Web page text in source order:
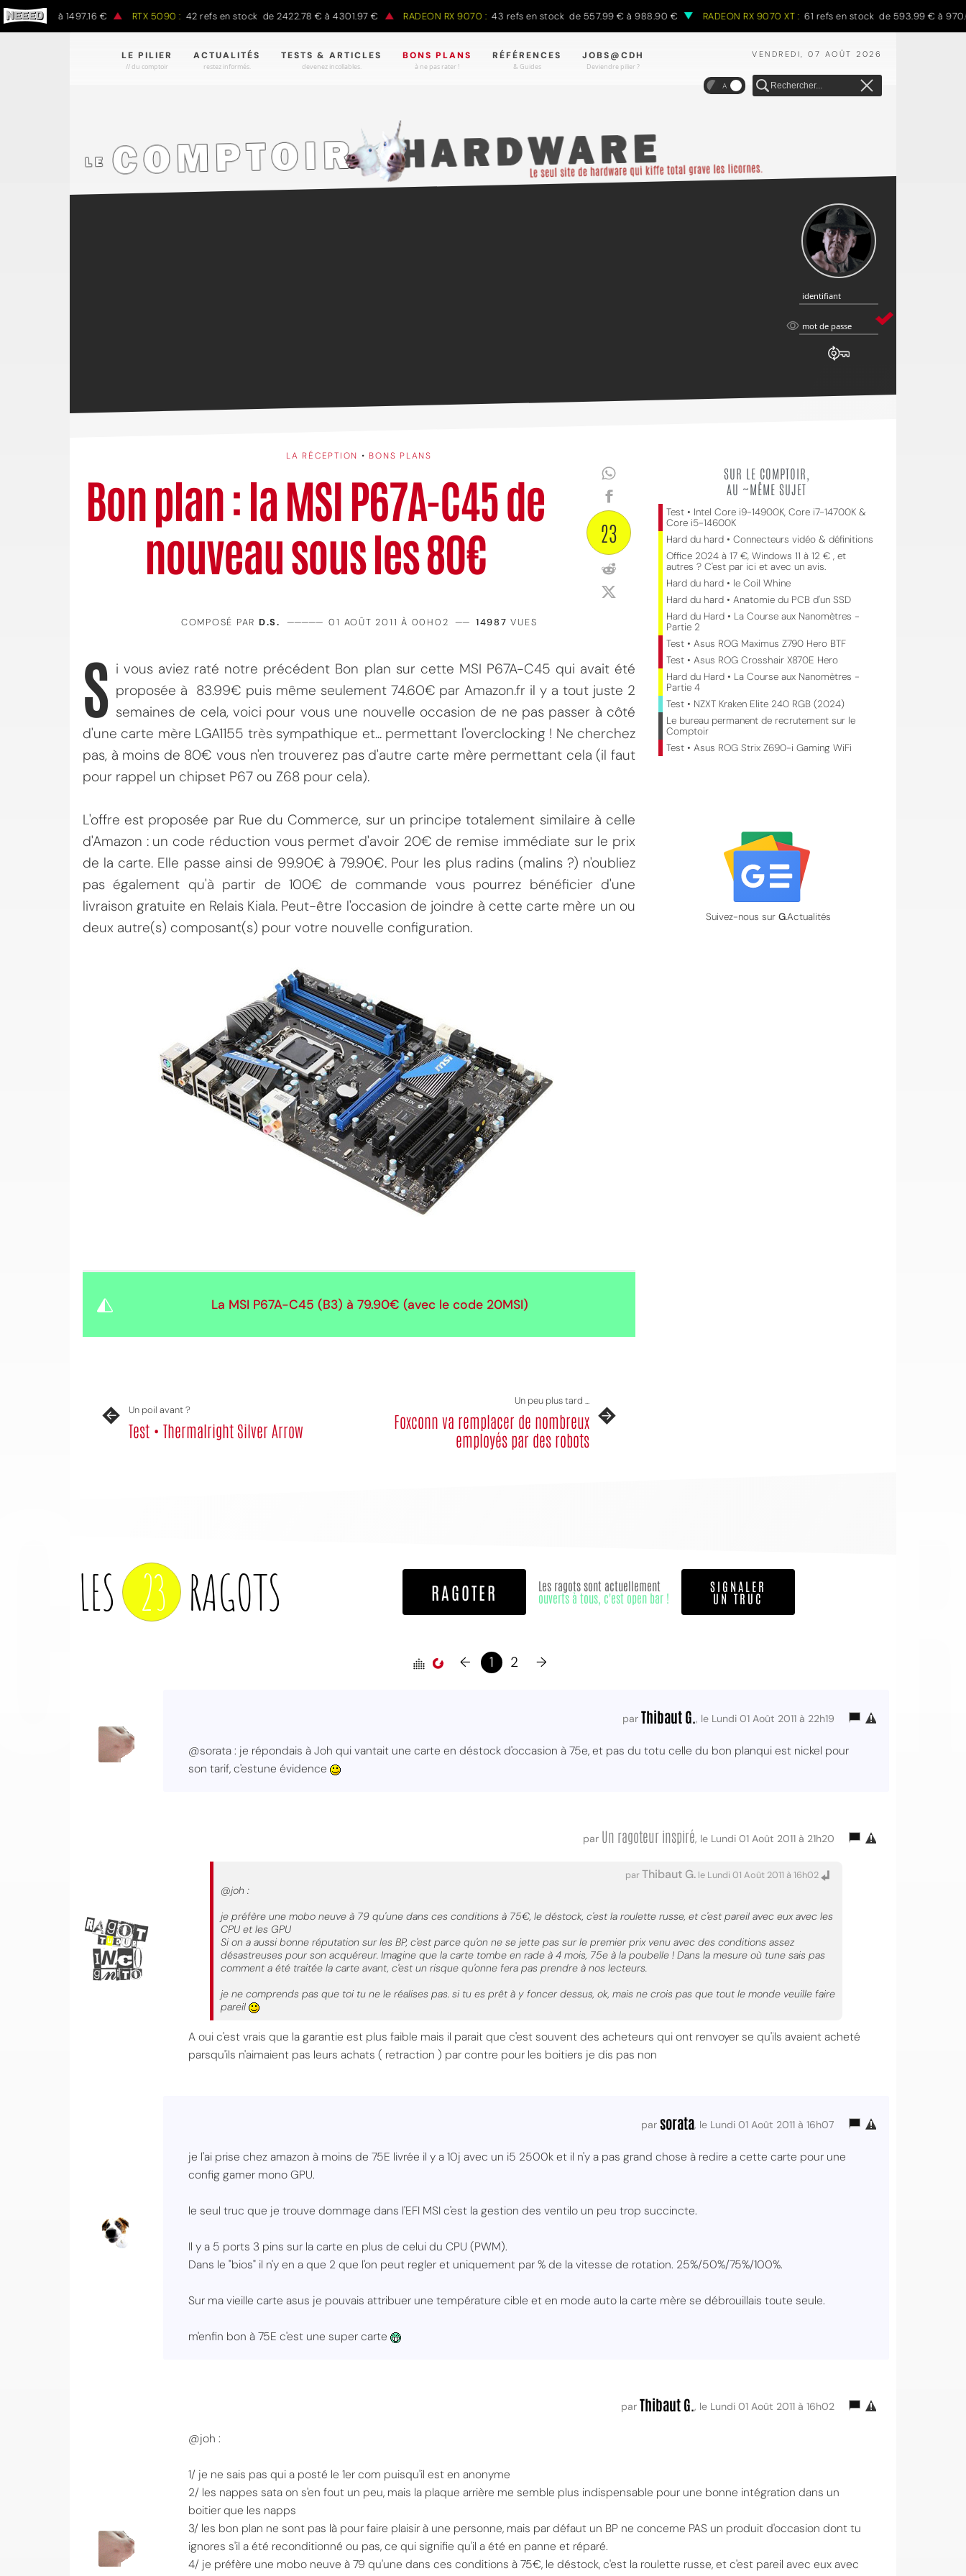
€ à 1497.16 € RTX 5090 : 42 refs en stock de 2422.78 € à 4301.97 € RADEON RX 9070 : 43 refs en stock de 557.99 € à 988.90 € RADEON RX 9070 XT : 61 refs en stock de 593.99 € à
VENDREDI, 07 AOÛT 2026
LE PILIER
// du comptoir
ACTUALITÉS
restez informés.
TESTS & ARTICLES
devenez incollables.
BONS PLANS
à ne pas rater !
RÉFÉRENCES
& Guides
JOBS@CDH
Deviendre pilier ?
A
identifiant
identifiant
mot
mot de passe
LA RÉCEPTION • BONS PLANS
Bon plan : la MSI P67A-C45 de
nouveau sous les 80€
23
COMPOSÉ PAR D.S. ————— 01 AOÛT 2011 À 00H02 —— 14987 VUES
S i vous aviez raté notre précédent Bon plan sur cette MSI P67A-C45 qui avait été
proposée à 83.99€ puis même seulement 74.60€ par Amazon.fr il y a tout juste 2
semaines de cela, voici pour vous une nouvelle occasion de ne pas passer à côté
d'une carte mère LGA1155 très sympathique et... permettant l'overclocking ! Ne cherchez
pas, à moins de 80€ vous n'en trouverez pas d'autre carte mère permettant cela (il faut
pour rappel un chipset P67 ou Z68 pour cela).
L'offre est proposée par Rue du Commerce, sur un principe totalement similaire à celle
d'Amazon : un code réduction vous permet d'avoir 20€ de remise immédiate sur le prix
de la carte. Elle passe ainsi de 99.90€ à 79.90€. Pour les plus radins (malins ?) n'oubliez
pas également qu'à partir de 100€ de commande vous pourrez bénéficier d'une
livraison gratuite en Relais Kiala. Peut-être l'occasion de joindre à cette carte mère un ou
deux autre(s) composant(s) pour votre nouvelle configuration.
La MSI P67A-C45 (B3) à 79.90€ (avec le code 20MSI)
Un poil avant ?
Test • Thermalright Silver Arrow
Un peu plus tard ...
Foxconn va remplacer de nombreux
employés par des robots
SUR LE COMPTOIR,
AU ~MÊME SUJET
Test • Intel Core i9-14900K, Core i7-14700K &
Core i5-14600K
Hard du hard • Connecteurs vidéo & définitions
Office 2024 à 17 €, Windows 11 à 12 € , et
autres ? C'est par ici et avec un avis.
Hard du hard • le Coil Whine
Hard du hard • Anatomie du PCB d'un SSD
Hard du Hard • La Course aux Nanomètres -
Partie 2
Test • Asus ROG Maximus Z790 Hero BTF
Test • Asus ROG Crosshair X870E Hero
Hard du Hard • La Course aux Nanomètres -
Partie 4
Test • NZXT Kraken Elite 240 RGB (2024)
Le bureau permanent de recrutement sur le
Comptoir
Test • Asus ROG Strix Z690-i Gaming WiFi
Suivez-nous sur G.Actualités
LES 23 RAGOTS RAGOTER
Les ragots sont actuellement
ouverts à tous, c'est open bar !
SIGNALER
UN TRUC
← 1 2 →
par Thibaut G. , le Lundi 01 Août 2011 à 22h19
@sorata : je répondais à Joh qui vantait une carte en déstock d'occasion à 75e, et pas du totu celle du bon planqui est nickel pour
son tarif, c'estune évidence
par Un ragoteur inspiré, le Lundi 01 Août 2011 à 21h20
parThibaut G. le Lundi 01 Août 2011 à 16h02
@joh :
je préfère une mobo neuve à 79 qu'une dans ces conditions à 75€, le déstock, c'est la roulette russe, et c'est pareil avec eux avec les
CPU et les GPU
Si on a aussi bonne réputation sur les BP, c'est parce qu'on ne se jette pas sur le premier prix venu avec des conditions assez
désastreuses pour son acquéreur. Imagine que la carte tombe en rade à 4 mois, 75e à la poubelle ! Dans la mesure où tune sais pas
comment a été traitée la carte avant, c'est un risque qu'onne fera pas prendre à nos lecteurs.
je ne comprends pas que toi tu ne le réalises pas. si tu es prêt à y foncer dessus, ok, mais ne crois pas que tout le monde veuille faire
pareil
A oui c'est vrais que la garantie est plus faible mais il parait que c'est souvent des acheteurs qui ont renvoyer se qu'ils avaient acheté
parsqu'ils n'aimaient pas leurs achats ( retraction ) par contre pour les boitiers je dis pas non
par sorata, le Lundi 01 Août 2011 à 16h07
je l'ai prise chez amazon à moins de 75E livrée il y a 10j avec un i5 2500k et il n'y a pas grand chose à redire a cette carte pour une
config gamer mono GPU.
le seul truc que je trouve dommage dans l'EFI MSI c'est la gestion des ventilo un peu trop succincte.
Il y a 5 ports 3 pins sur la carte en plus de celui du CPU (PWM).
Dans le "bios" il n'y en a que 2 que l'on peut regler et uniquement par % de la vitesse de rotation. 25%/50%/75%/100%.
Sur ma vieille carte asus je pouvais attribuer une température cible et en mode auto la carte mère se débrouillais toute seule.
m'enfin bon à 75E c'est une super carte
par Thibaut G. , le Lundi 01 Août 2011 à 16h02
@joh :
1/ je ne sais pas qui a posté le 1er com puisqu'il est en anonyme
2/ les nappes sata on s'en fout un peu, mais la plaque arrière me semble plus indispensable pour une bonne intégration dans un
boitier que les napps
3/ les bon plan ne sont pas là pour faire plaisir à une personne, mais par défaut un BP ne concerne PAS un produit d'occasion dont tu
ignores s'il a été reconditionné ou pas, ce qui signifie qu'il a été en panne et réparé.
4/ je préfère une mobo neuve à 79 qu'une dans ces conditions à 75€, le déstock, c'est la roulette russe, et c'est pareil avec eux avec